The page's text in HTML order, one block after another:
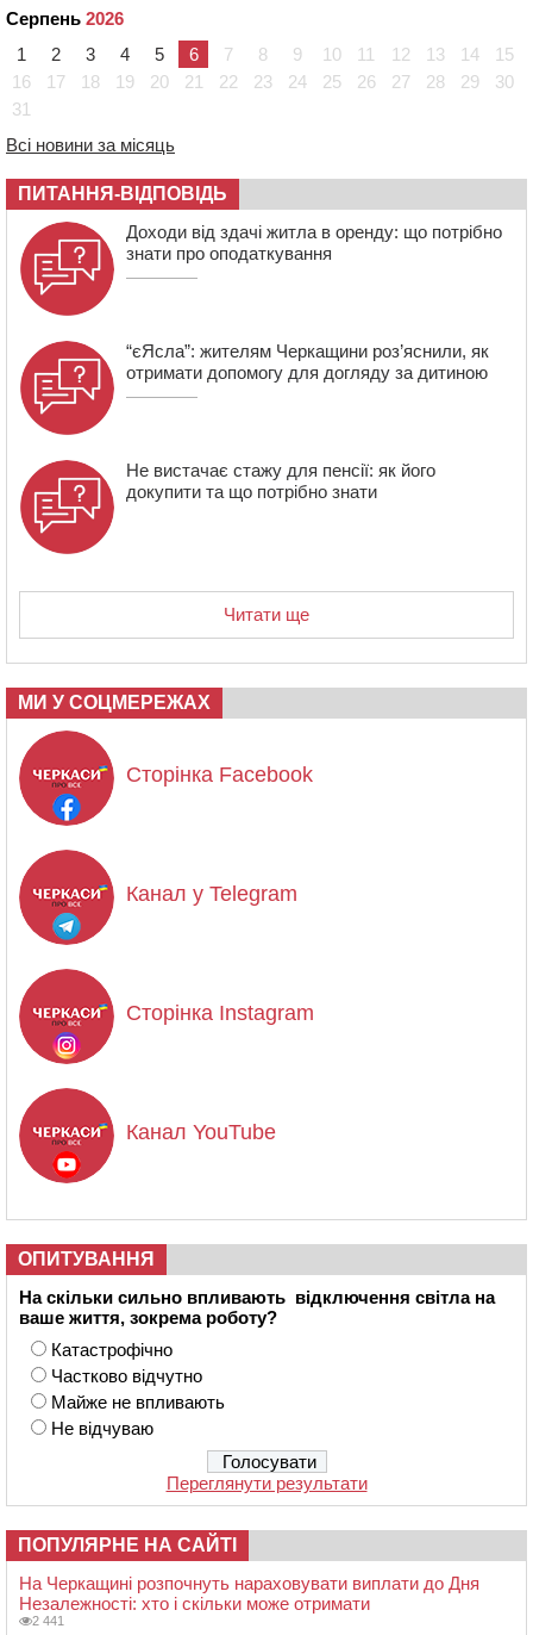
09:42 Ветерани МСК “Дніпро” вибороли бронзу чемпіонату
України
08:57
На Уманщині підрядника зобов’язали сплатити понад
08:20
Обрано претендента на посаду директора
Мокрокалигірського психоневрологічного інтернату
07:23 Уманські міграційники видворили з країни грузина,
який відсидів термін у колонії
Серпень 2026
1
2 3 4 5 6 7 8 9 10 11 12 13 14
15
16
17 18 19 20 21 22 23 24 25 26 27 28 29
30
31
Всі новини за місяць
ПИТАННЯ-ВІДПОВІДЬ
Доходи від здачі житла в оренду: що потрібно
знати про оподаткування
“єЯсла”: жителям Черкащини роз’яснили, як
отримати допомогу для догляду за дитиною
Не вистачає стажу для пенсії: як його
докупити та що потрібно знати
Читати ще
МИ У СОЦМЕРЕЖАХ
Сторінка Facebook
Канал у Telegram
Сторінка Instagram
Канал YouTube
ОПИТУВАННЯ
На скільки сильно впливають відключення світла на
ваше життя, зокрема роботу?
Катастрофічно
Частково відчутно
Майже не впливають
Не відчуваю
Переглянути результати
ПОПУЛЯРНЕ НА САЙТІ
На Черкащині розпочнуть нараховувати виплати до Дня
Незалежності: хто і скільки може отримати
2 441